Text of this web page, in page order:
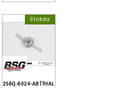
Stokda
2S6Q-6024-AB İTHAL